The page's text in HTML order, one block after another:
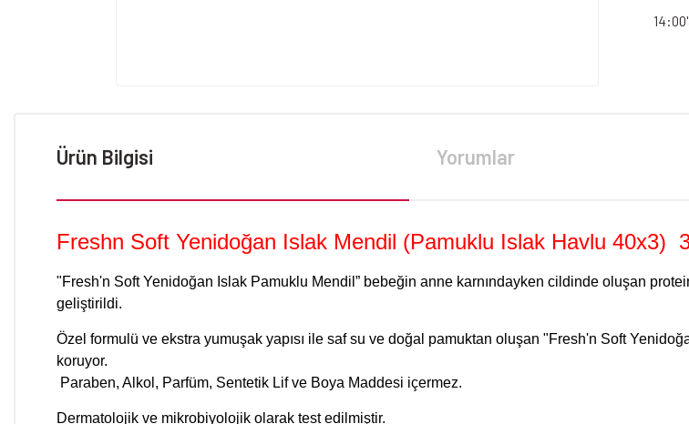
Ürün Bilgisi Yorumlar
Freshn Soft Yenidoğan Islak Mendil (Pamuklu Islak Havlu 40x3)
"Fresh'n Soft Yenidoğan Islak Pamuklu Mendil” bebeğin anne karnındayken cildinde oluşan
geliştirildi.
Özel formulü ve ekstra yumuşak yapısı ile saf su ve doğal pamuktan oluşan "Fresh'n Soft
koruyor.
Paraben, Alkol, Parfüm, Sentetik Lif ve Boya Maddesi içermez.
Dermatolojik ve mikrobiyolojik olarak test edilmiştir.